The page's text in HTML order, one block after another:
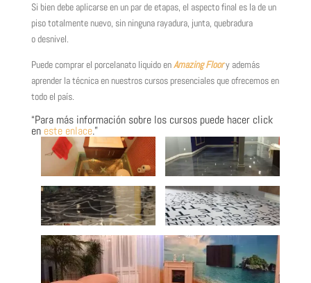
Si bien debe aplicarse en un par de etapas, el aspecto final es la de un
piso totalmente nuevo, sin ninguna rayadura, junta, quebradura
o desnivel.
Puede comprar el porcelanato liquido enAmazing Floory además
aprender la técnica en nuestros cursos presenciales que ofrecemos en
todo el país.
“Para más información sobre los cursos puede hacer click
en este enlace.”